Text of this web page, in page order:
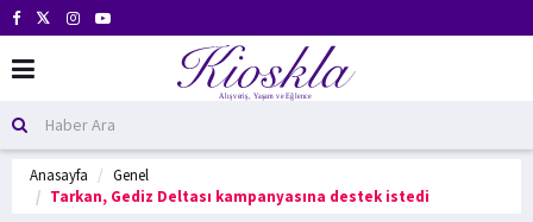
Anasayfa
Genel
Tarkan, Gediz Deltası kampanyasına destek istedi